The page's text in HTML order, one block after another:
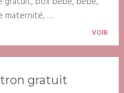
maternité, …
VOIR
gratuit